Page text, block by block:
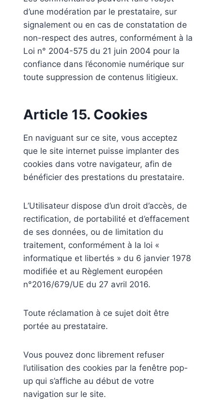
d’une modération par le prestataire, sur
signalement ou en cas de constatation de
non-respect des autres, conformément à la
Loi n° 2004-575 du 21 juin 2004 pour la
confiance dans l’économie numérique sur
toute suppression de contenus litigieux.
Article 15. Cookies
En naviguant sur ce site, vous acceptez
que le site internet puisse implanter des
cookies dans votre navigateur, afin de
bénéficier des prestations du prestataire.
L’Utilisateur dispose d’un droit d’accès, de
rectification, de portabilité et d’effacement
de ses données, ou de limitation du
traitement, conformément à la loi «
informatique et libertés » du 6 janvier 1978
modifiée et au Règlement européen
n°2016/679/UE du 27 avril 2016.
Toute réclamation à ce sujet doit être
portée au prestataire.
Vous pouvez donc librement refuser
l’utilisation des cookies par la fenêtre pop-
up qui s’affiche au début de votre
navigation sur le site.